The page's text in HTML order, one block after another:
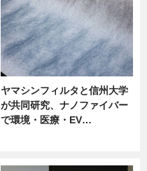
ヤマシンフィルタと信州大学
が共同研究、ナノファイバー
で環境・医療・EV…